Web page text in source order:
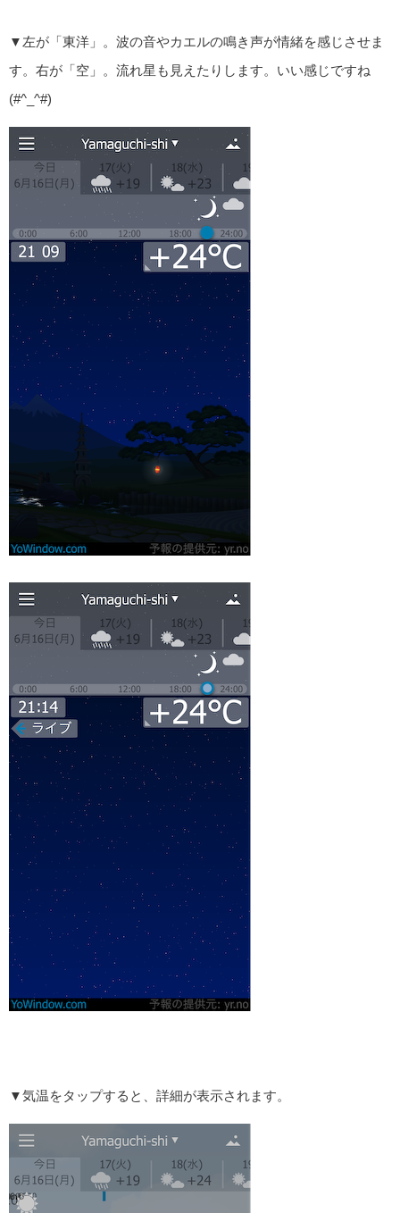
▼左が「東洋」。波の音やカエルの鳴き声が情緒を感じさせま
す。右が「空」。流れ星も見えたりします。いい感じですね
(#^_^#)
▼気温をタップすると、詳細が表示されます。